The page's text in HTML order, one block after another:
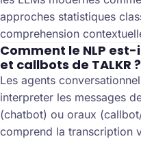
approches statistiques
comprehension
Comment le NLP
et callbots de TALKR ?
Les agents
interpreter les messages
(chatbot) ou oraux
comprend la transcription